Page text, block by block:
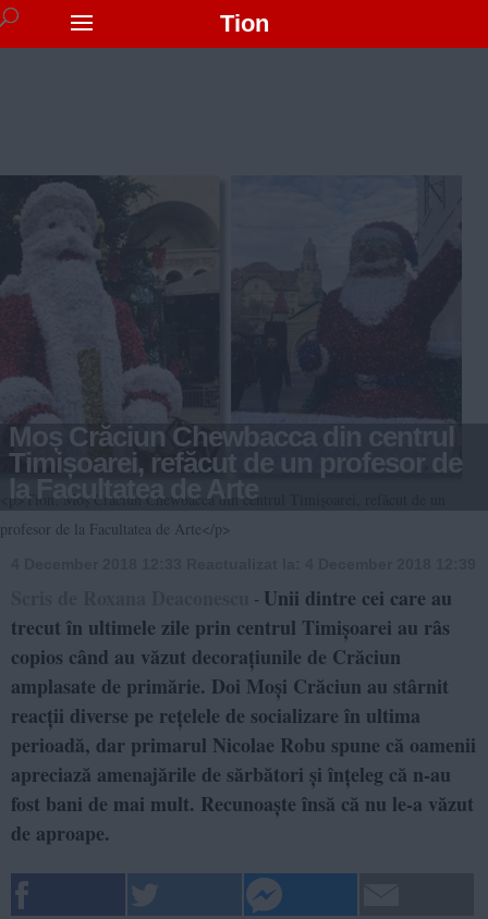
Tion
Moș Crăciun Chewbacca din centrul
Timișoarei, refăcut de un profesor de
la Facultatea de Arte
<p>Tion: Moș Crăciun Chewbacca din centrul Timișoarei, refăcut de un
profesor de la Facultatea de Arte</p>
- Unii dintre cei care au
trecut în ultimele zile prin centrul Timișoarei au râs
copios când au văzut decorațiunile de Crăciun
amplasate de primărie. Doi Moși Crăciun au stârnit
reacții diverse pe rețelele de socializare în ultima
perioadă, dar primarul Nicolae Robu spune că oamenii
apreciază amenajările de sărbători și înțeleg că n-au
fost bani de mai mult. Recunoaște însă că nu le-a văzut
de aproape.